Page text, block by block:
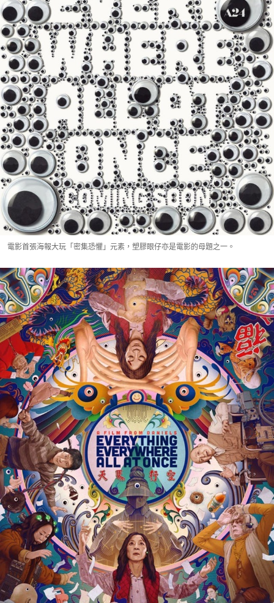
電影首張海報大玩「密集恐懼」元素，塑膠眼仔亦是電影的母題之一。